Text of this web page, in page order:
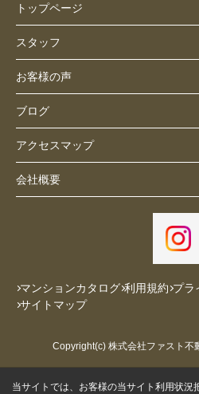
トップページ
スタッフ
お客様の声
ブログ
アクセスマップ
会社概要
マンションカタログ 利用規約 プラ
サイトマップ
Copyright(c) 株式会社ファスト不
当サイトでは、お客様の当サイト利用状況